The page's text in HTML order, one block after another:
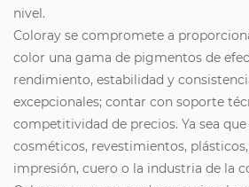
nivel.
Coloray se compromete a
color una gama de pigmentos de
rendimiento, estabilidad y
excepcionales; contar con soporte
competitividad de precios. Ya sea
cosméticos, revestimientos,
impresión, cuero o la industria de la